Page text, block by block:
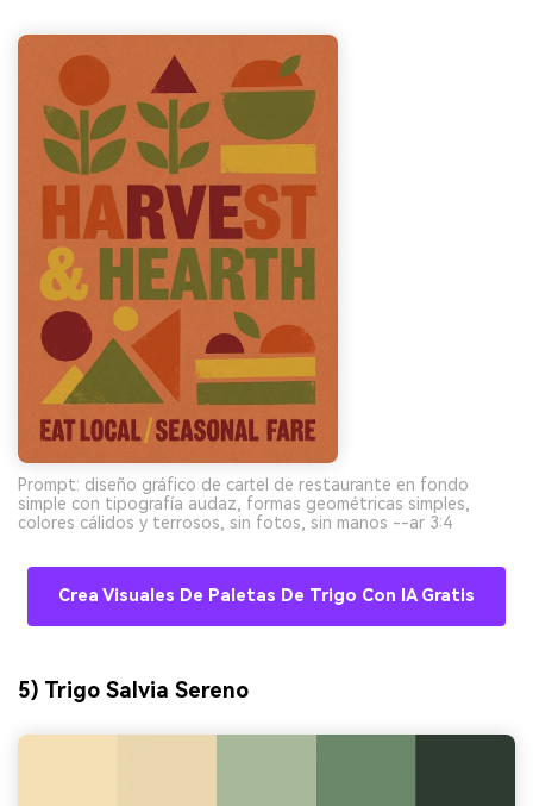
Prompt: diseño gráfico de cartel de restaurante en fondo
simple con tipografía audaz, formas geométricas simples,
colores cálidos y terrosos, sin fotos, sin manos --ar 3:4
Crea Visuales De Paletas De Trigo Con IA Gratis
5) Trigo Salvia Sereno
gratis!
Empieza Gratis→